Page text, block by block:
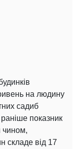
на людину
садиб
показник
чином,
складе від 17